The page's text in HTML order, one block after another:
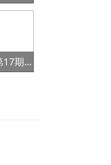
【影淄·微纪录】第17期：“水泥汉子”池修波